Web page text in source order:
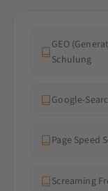
GEO
Schulung
Google-
Page Speed
Screaming